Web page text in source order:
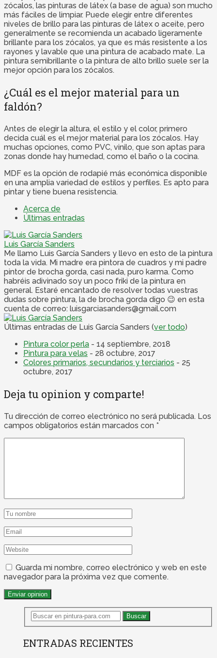
zócalos, las pinturas de látex (a base de agua) son mucho
más fáciles de limpiar. Puede elegir entre diferentes
niveles de brillo para las pinturas de látex o aceite, pero
generalmente se recomienda un acabado ligeramente
brillante para los zócalos, ya que es más resistente a los
rayones y lavable que una pintura de acabado mate. La
pintura semibrillante o la pintura de alto brillo suele ser la
mejor opción para los zócalos.
¿Cuál es el mejor material para un
faldón?
Antes de elegir la altura, el estilo y el color, primero
decida cuál es el mejor material para los zócalos. Hay
muchas opciones, como PVC, vinilo, que son aptas para
zonas donde hay humedad, como el baño o la cocina.
MDF es la opción de rodapié más económica disponible
en una amplia variedad de estilos y perfiles. Es apto para
pintar y tiene buena resistencia.
Acerca de
Últimas entradas
Luis García Sanders
Me llamo Luis García Sanders y llevo en esto de la pintura
toda la vida. Mi madre era pintora de cuadros y mi padre
pintor de brocha gorda, casi nada, puro karma. Como
habréis adivinado soy un poco friki de la pintura en
general. Estaré encantado de resolver todas vuestras
dudas sobre pintura, la de brocha gorda digo 😉 en esta
cuenta de correo: luisgarciasanders@gmail.com
Últimas entradas de Luis García Sanders (ver todo)
Pintura color perla - 14 septiembre, 2018
Pintura para velas - 28 octubre, 2017
Colores primarios, secundarios y terciarios - 25
octubre, 2017
Deja tu opinion y comparte!
Tu dirección de correo electrónico no será publicada. Los
campos obligatorios están marcados con *
Guarda mi nombre, correo electrónico y web en este
navegador para la próxima vez que comente.
ENTRADAS RECIENTES